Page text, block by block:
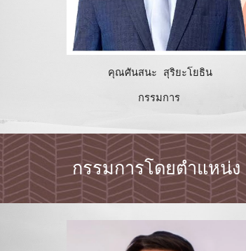
คุณศันสนะ สุริยะโยธิน
กรรมการ
กรรมการโดยตำแหน่ง